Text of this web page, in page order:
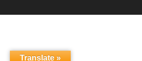
Translate »